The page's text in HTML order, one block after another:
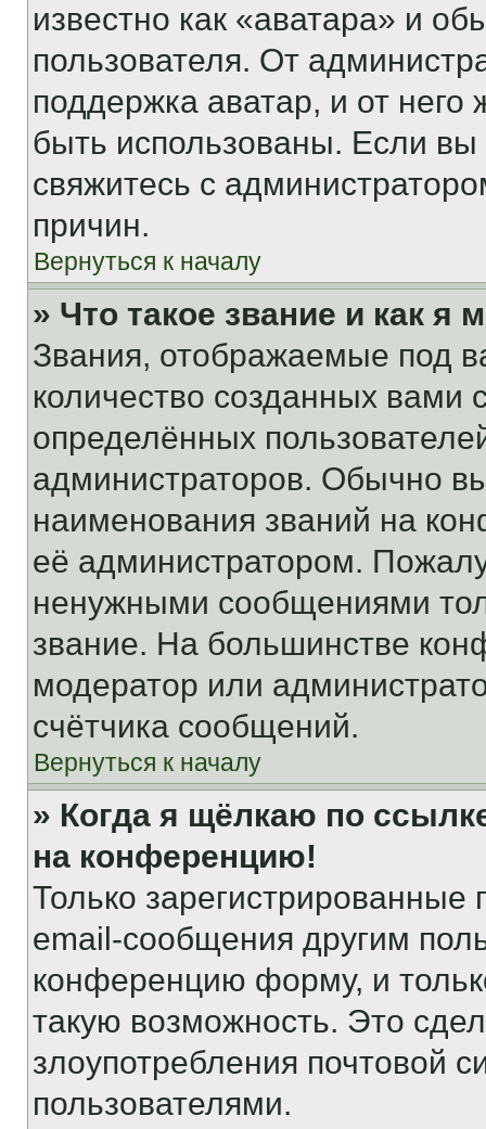
известно как «аватара» и
пользователя. От
поддержка аватар, и от него
быть использованы. Если
свяжитесь с
причин.
Вернуться к началу
» Что такое звание и как я
Звания, отображаемые под
количество созданных
определённых
администраторов. Обычно
наименования званий на
её администратором.
ненужными сообщениями
звание. На большинстве
модератор или
счётчика сообщений.
Вернуться к началу
» Когда я щёлкаю по
на конференцию!
Только зарегистрированные
email-сообщения другим
конференцию форму, и
такую возможность. Это
злоупотребления почтовой
пользователями.